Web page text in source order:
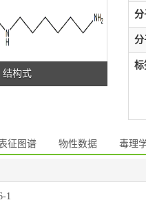
结构式
分
分
标
征图谱 物性数据 毒理
1